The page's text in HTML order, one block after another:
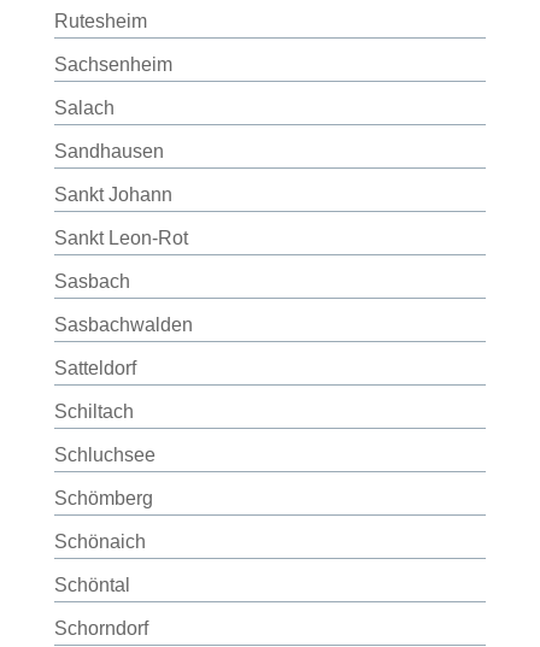
Rutesheim
Sachsenheim
Salach
Sandhausen
Sankt Johann
Sankt Leon-Rot
Sasbach
Sasbachwalden
Satteldorf
Schiltach
Schluchsee
Schömberg
Schönaich
Schöntal
Schorndorf